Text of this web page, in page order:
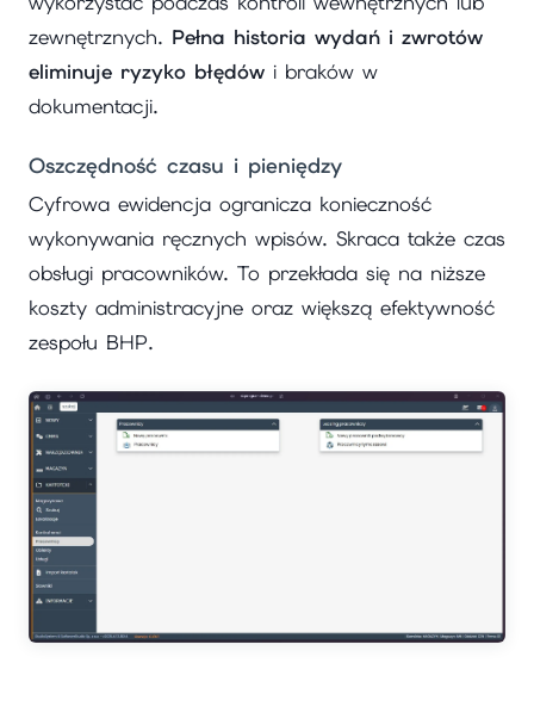
zewnętrznych. Pełna historia wydań i zwrotów
eliminuje ryzyko błędów i braków w
dokumentacji.
Oszczędność czasu i pieniędzy
Cyfrowa ewidencja ogranicza konieczność
wykonywania ręcznych wpisów. Skraca także czas
obsługi pracowników. To przekłada się na niższe
koszty administracyjne oraz większą efektywność
zespołu BHP.